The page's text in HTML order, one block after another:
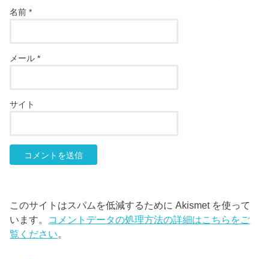
名前*
メール*
サイト
このサイトはスパムを低減するために Akismet を使って
います。 コメントデータの処理方法の詳細はこちらをご
覧ください。